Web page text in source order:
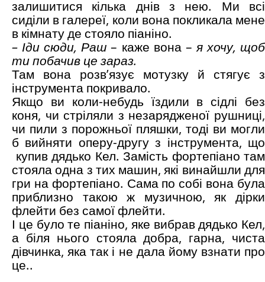
залишитися кілька днів з нею. Ми всі
сиділи в галереї, коли вона покликала мене
в кімнату де стояло піаніно.
– Іди сюди, Раш – каже вона –я хочу, щоб
ти побачив це зараз.
Там вона розв’язує мотузку й стягує з
інструмента покривало.
Якщо ви коли-небудь їздили в сідлі без
коня, чи стріляли з незарядженої рушниці,
чи пили з порожньої пляшки, тоді ви могли
б вийняти оперу-другу з інструмента, що
купив дядько Кел. Замість фортепіано там
стояла одна з тих машин, які винайшли для
гри на фортепіано. Сама по собі вона була
приблизно такою ж музичною, як дірки
флейти без самої флейти.
І це було те піаніно, яке вибрав дядько Кел,
а біля нього стояла добра, гарна, чиста
дівчинка, яка так і не дала йому взнати про
це..